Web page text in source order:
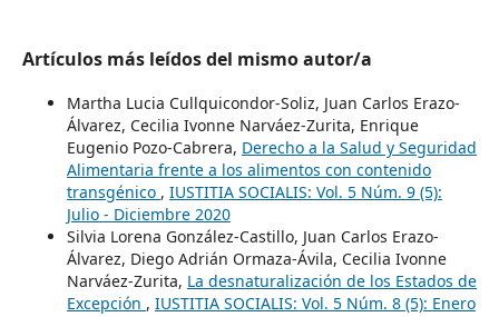
Artículos más leídos del mismo autor/a
Martha Lucia Cullquicondor-Soliz, Juan Carlos Erazo-
Álvarez, Cecilia Ivonne Narváez-Zurita, Enrique
Eugenio Pozo-Cabrera, Derecho a la Salud y Seguridad
Alimentaria frente a los alimentos con contenido
transgénico , IUSTITIA SOCIALIS: Vol. 5 Núm. 9 (5):
Julio - Diciembre 2020
Silvia Lorena González-Castillo, Juan Carlos Erazo-
Álvarez, Diego Adrián Ormaza-Ávila, Cecilia Ivonne
Narváez-Zurita, La desnaturalización de los Estados de
Excepción , IUSTITIA SOCIALIS: Vol. 5 Núm. 8 (5): Enero